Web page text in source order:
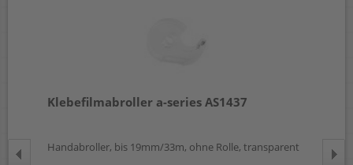
Klebefilmabroller a-series AS1437
Handabroller, bis 19mm/33m, ohne Rolle, transparent